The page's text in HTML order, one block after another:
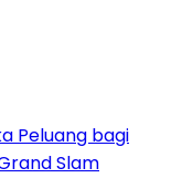
Peluang bagi
Slam